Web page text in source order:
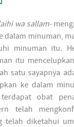
wa sallam-
dalam minuman,
minuman itu.
itu
satu sayapnya
ke dalam
obat
telah
telah diketahui